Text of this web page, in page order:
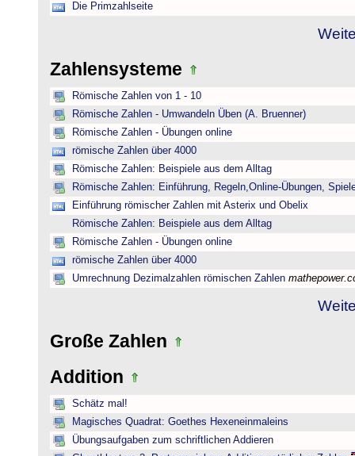
Die Primzahlseite
Zahlensysteme
Römische Zahlen von 1 - 10
Römische Zahlen - Umwandeln Üben (A. Bruenner)
Römische Zahlen - Übungen online
römische Zahlen über 4000
Römische Zahlen: Beispiele aus dem Alltag
Römische Zahlen: Einführung, Regeln,Online-Übungen,
Einführung römischer Zahlen mit Asterix und Obelix
Römische Zahlen: Beispiele aus dem Alltag
Römische Zahlen - Übungen online
römische Zahlen über 4000
Umrechnung Dezimalzahlen römischen Zahlen
Große Zahlen
Addition
Schätz mal!
Magisches Quadrat: Goethes Hexeneinmaleins
Übungsaufgaben zum schriftlichen Addieren